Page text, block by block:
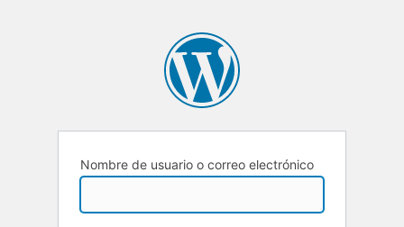
Nombre de usuario o correo electrónico